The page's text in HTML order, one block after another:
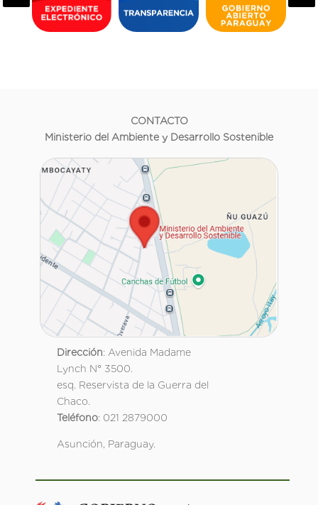
CONTACTO
Ministerio del Ambiente y Desarrollo Sostenible
Dirección: Avenida Madame
Lynch N° 3500.
esq. Reservista de la Guerra del
Chaco.
Teléfono: 021 2879000
Asunción, Paraguay.